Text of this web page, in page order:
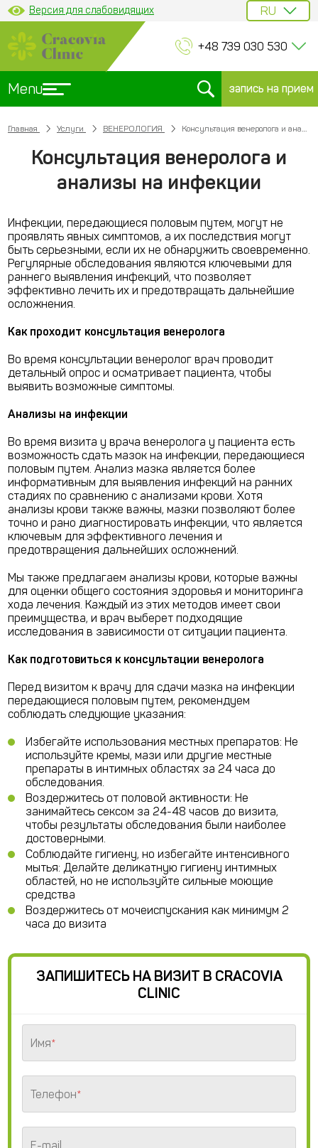
Версия для слабовидящих
+48 739 030 530
Menu запись на прием
Главная Услуги ВЕНЕРОЛОГИЯ Консультация венеролога и анализы на инфекции
Консультация венеролога и
анализы на инфекции
Инфекции, передающиеся половым путем, могут не
проявлять явных симптомов, а их последствия могут
быть серьезными, если их не обнаружить своевременно.
Регулярные обследования являются ключевыми для
раннего выявления инфекций, что позволяет
эффективно лечить их и предотвращать дальнейшие
осложнения.
Как проходит консультация венеролога
Во время консультации венеролог врач проводит
детальный опрос и осматривает пациента, чтобы
выявить возможные симптомы.
Анализы на инфекции
Во время визита у врача венеролога у пациента есть
возможность сдать мазок на инфекции, передающиеся
половым путем. Анализ мазка является более
информативным для выявления инфекций на ранних
стадиях по сравнению с анализами крови. Хотя
анализы крови также важны, мазки позволяют более
точно и рано диагностировать инфекции, что является
ключевым для эффективного лечения и
предотвращения дальнейших осложнений.
Мы также предлагаем анализы крови, которые важны
для оценки общего состояния здоровья и мониторинга
хода лечения. Каждый из этих методов имеет свои
преимущества, и врач выберет подходящие
исследования в зависимости от ситуации пациента.
Как подготовиться к консультации венеролога
Перед визитом к врачу для сдачи мазка на инфекции
передающиеся половым путем, рекомендуем
соблюдать следующие указания:
Избегайте использования местных препаратов: Не
используйте кремы, мази или другие местные
препараты в интимных областях за 24 часа до
обследования.
Воздержитесь от половой активности: Не
занимайтесь сексом за 24-48 часов до визита,
чтобы результаты обследования были наиболее
достоверными.
Соблюдайте гигиену, но избегайте интенсивного
мытья: Делайте деликатную гигиену интимных
областей, но не используйте сильные моющие
средства
Воздержитесь от мочеиспускания как минимум 2
часа до визита
ЗАПИШИТЕСЬ НА ВИЗИТ В CRACOVIA
CLINIC
Имя*
Телефон*
E-mail